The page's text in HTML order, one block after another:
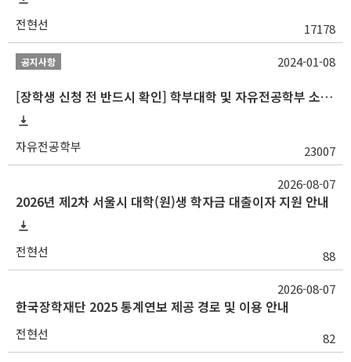
전현선 17178
공지사항
[장학생 신청 전 반드시 확인] 학부대학 및 자유전공학부 소속 학생 장학 통합 공지사항
자유전공학부 23007
2024-01-08
2026년 제2차 서울시 대학(원)생 학자금 대출이자 지원 안내
전현선 88
2026-08-07
한국장학재단 2025 통계연보 제공 경로 및 이용 안내
전현선 82
2026-08-07